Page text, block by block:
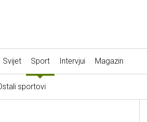
Svijet Sport Intervjui Magazin
sportovi